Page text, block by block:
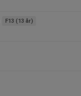
F13 (13 år)